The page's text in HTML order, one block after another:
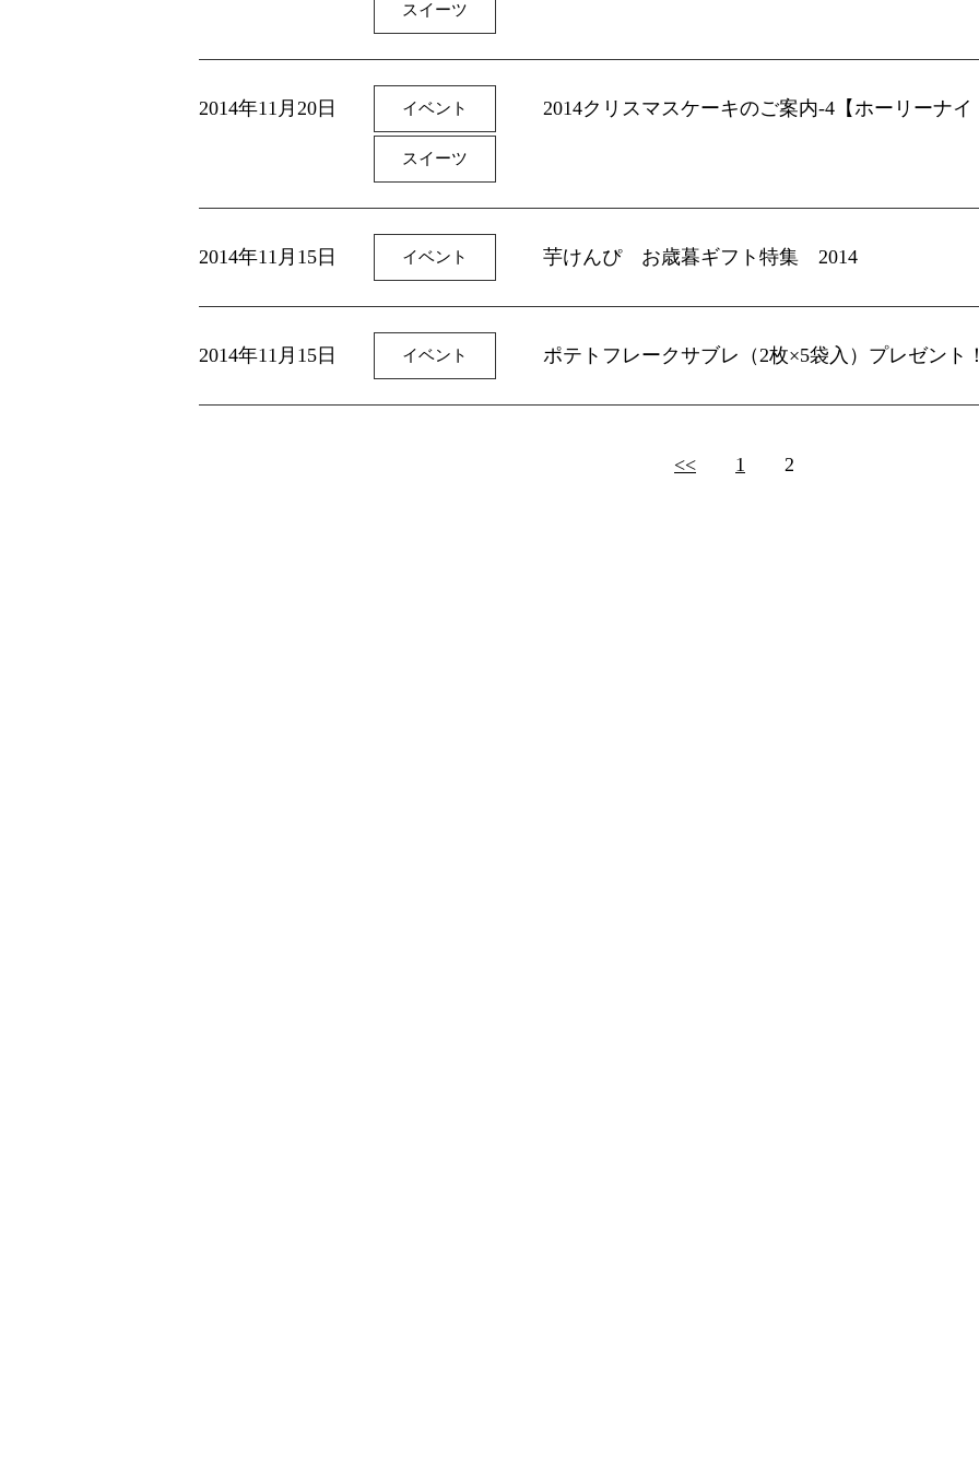
スイーツ
2014年11月20日 イベント
スイーツ
2014クリスマスケーキのご案内-4【ホーリーナイ
2014年11月15日 イベント 芋けんぴ お歳暮ギフト特集 2014
2014年11月15日 イベント ポテトフレークサブレ（2枚×5袋入）プレゼント
<< 1 2